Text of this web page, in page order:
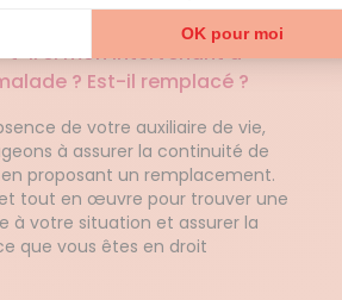
Trouver mon agence
t-il si mon intervenant à
? Est-il remplacé ?
de votre auxiliaire de vie,
à assurer la continuité de
proposant un remplacement.
tout en œuvre pour trouver une
à votre situation et assurer la
que vous êtes en droit